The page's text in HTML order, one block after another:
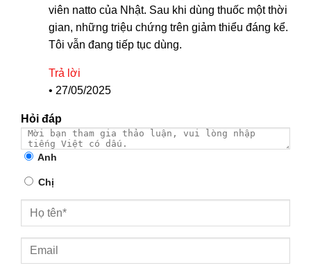
viên natto của Nhật. Sau khi dùng thuốc một thời
gian, những triệu chứng trên giảm thiểu đáng kể.
Tôi vẫn đang tiếp tục dùng.
Trả lời
• 27/05/2025
Hỏi đáp
Anh
Chị